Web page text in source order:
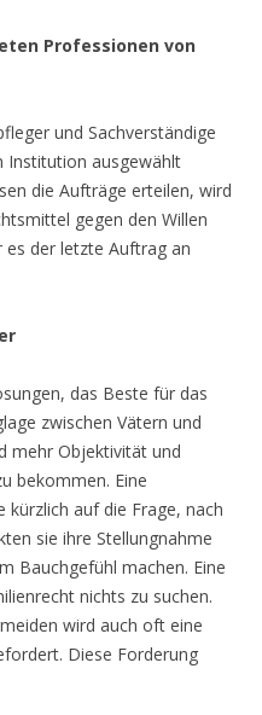
Professionen von
und Sachverständige
Institution ausgewählt
die Aufträge erteilen, wird
gegen den Willen
es der letzte Auftrag an
das Beste für das
zwischen Vätern und
mehr Objektivität und
bekommen. Eine
auf die Frage, nach
sie ihre Stellungnahme
Bauchgefühl machen. Eine
nichts zu suchen.
wird auch oft eine
Diese Forderung